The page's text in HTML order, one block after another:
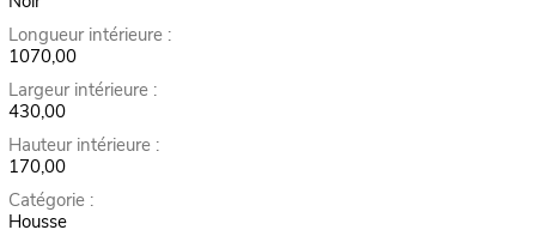
Longueur intérieure :
1070,00
Largeur intérieure :
430,00
Hauteur intérieure :
170,00
Catégorie :
Housse